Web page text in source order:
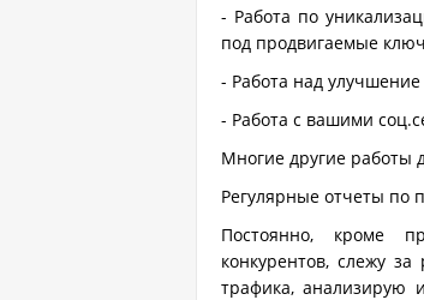
- Работа по
под продвигаемые
- Работа над
- Работа с вашими
Многие другие работы
Регулярные отчеты по
Постоянно, кроме
конкурентов, слежу
трафика, анализирую